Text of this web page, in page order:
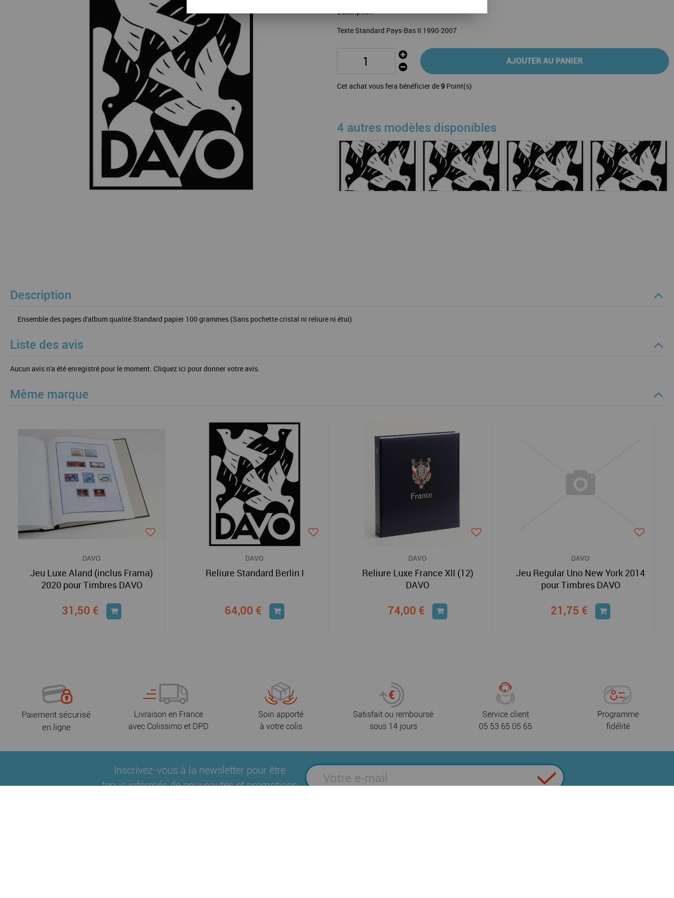
Description
Texte Standard Pays-Bas II 1990-2007
AJOUTER AU PANIER
Cet achat vous fera bénéficier de9 Point(s)
4 autres modèles disponibles
Description
Ensemble des pages d'album qualité Standard papier 100 grammes (Sans pochette cristal ni reliure ni étui)
Liste des avis
Aucun avis n'a été enregistré pour le moment. Cliquez ici pour donner votre avis.
Même marque
DAVO
Jeu Luxe Aland (inclus Frama)
2020 pour Timbres DAVO
31,50 €
DAVO
Reliure Standard Berlin I
64,00 €
DAVO
Reliure Luxe France XII (12)
DAVO
74,00 €
DAVO
Jeu Regular Uno New York 2014
pour Timbres DAVO
21,75 €
Paiement sécurisé
en ligne
Livraison en France
avec Colissimo et DPD
Soin apporté
à votre colis
Satisfait ou remboursé
sous 14 jours
Service client
05 53 65 05 65
Programme
fidélité
Inscrivez-vous à la newsletter pour être
tenus informés de nouveautés et promotions